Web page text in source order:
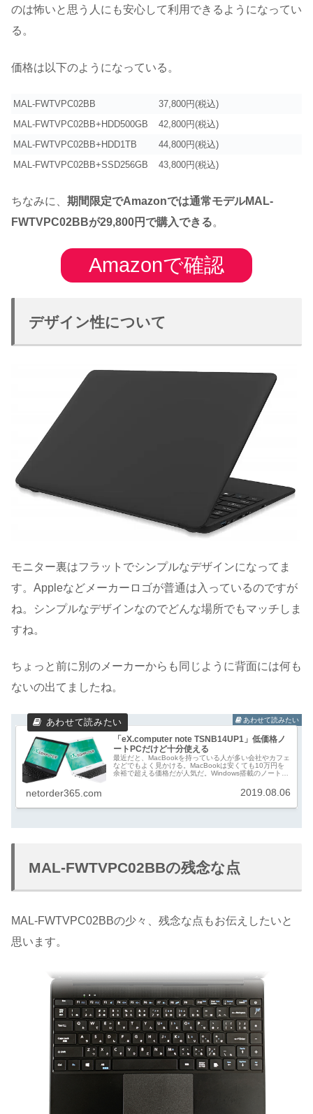
のは怖いと思う人にも安心して利用できるようになってい
る。
価格は以下のようになっている。
MAL-FWTVPC02BB
37,800円(税込)
MAL-FWTVPC02BB+HDD500GB
42,800円(税込)
MAL-FWTVPC02BB+HDD1TB
44,800円(税込)
MAL-FWTVPC02BB+SSD256GB
43,800円(税込)
ちなみに、 期間限定でAmazonでは通常モデルMAL-
FWTVPC02BBが29,800円で購入できる。
Amazonで確認
デザイン性について
モニター裏はフラットでシンプルなデザインになってま
す。Appleなどメーカーロゴが普通は入っているのですが
ね。シンプルなデザインなのでどんな場所でもマッチしま
すね。
ちょっと前に別のメーカーからも同じように背面には何も
ないの出てましたね。
「eX.computer note TSNB14UP1」低価格ノ
ートPCだけど十分使える
最近だと、MacBookを持っている人が多い会社やカフェ
などでもよく見かける。MacBookは安くても10万円を
余裕で超える価格だが人気だ。Windows搭載のノート
netorder365.com 2019.08.06
MAL-FWTVPC02BBの残念な点
MAL-FWTVPC02BBの少々、残念な点もお伝えしたいと
思います。